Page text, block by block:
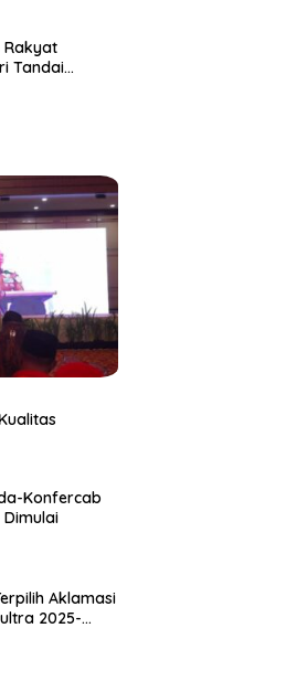
Rakyat
Tandai
Konfercab
Dimulai
Aklamasi
2025-